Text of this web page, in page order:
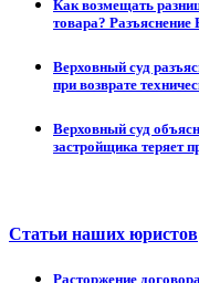
Как возмещать
товара? Разъяснение
Верховный суд
при возврате
Верховный суд
застройщика теряет
Статьи наших юристов
Расторжение